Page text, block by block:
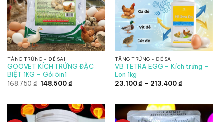
TĂNG TRỨNG - ĐẺ SAI
GOOVET KÍCH TRỨNG ĐẶC
BIỆT 1KG – Gói 5in1
168.750₫ Giá
gốc
148.500₫Giá
hiện
148.500 ₫.
TĂNG TRỨNG - ĐẺ SAI
VB TETRA EGG – Kích trứng –
Lon 1kg
23.100₫ – 213.400₫Khoảng
giá:
đến
213.400 ₫